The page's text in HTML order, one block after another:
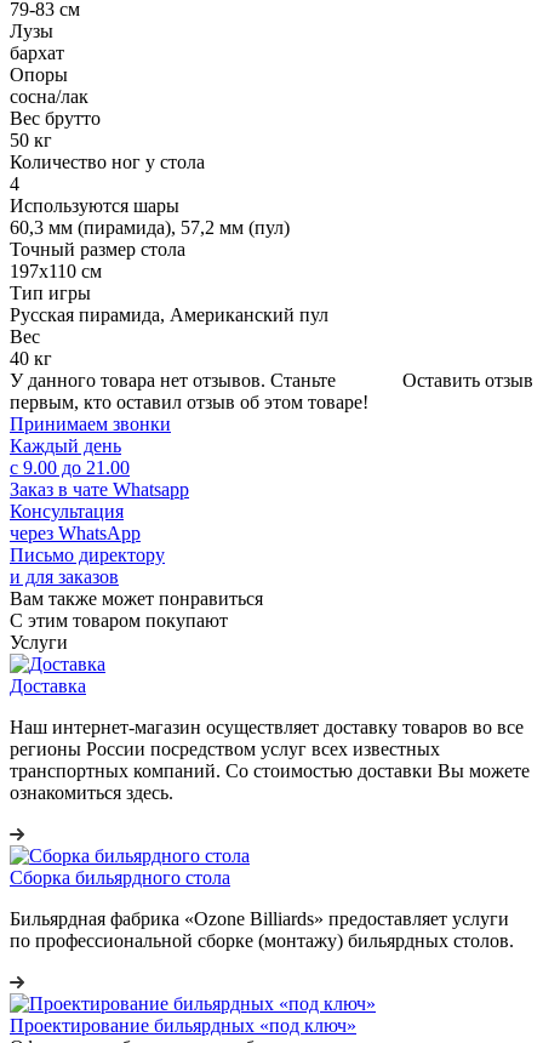
79-83 см
Лузы
бархат
Опоры
сосна/лак
Вес брутто
50 кг
Количество ног у стола
4
Используются шары
60,3 мм (пирамида), 57,2 мм (пул)
Точный размер стола
197х110 см
Тип игры
Русская пирамида, Американский пул
Вес
40 кг
Оставить отзыв
У данного товара нет отзывов. Станьте
первым, кто оставил отзыв об этом товаре!
Принимаем звонки
Каждый день
с 9.00 до 21.00
Заказ в чате Whatsapp
Консультация
через WhatsApp
Письмо директору
и для заказов
Вам также может понравиться
С этим товаром покупают
Услуги
Доставка
Наш интернет-магазин осуществляет доставку товаров во все
регионы России посредством услуг всех известных
транспортных компаний. Со стоимостью доставки Вы можете
ознакомиться здесь.
Сборка бильярдного стола
Бильярдная фабрика «Ozone Billiards» предоставляет услуги
по профессиональной сборке (монтажу) бильярдных столов.
Проектирование бильярдных «под ключ»